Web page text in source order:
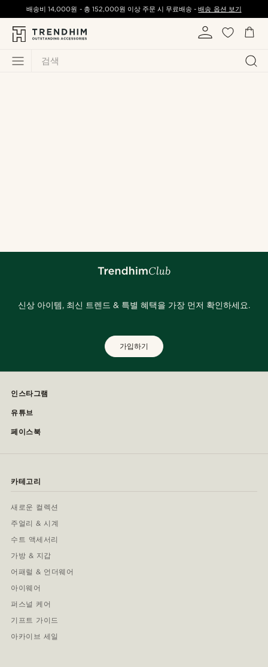
검색
배송비14,000원 - 총 152,000원 이상 주문 시 무료배송 -배송 옵션 보기
신상 아이템, 최신 트렌드 & 특별 혜택을 가장 먼저 확인하세요.
가입하기
인스타그램
유튜브
페이스북
카테고리
새로운 컬렉션
주얼리 & 시계
수트 액세서리
가방 & 지갑
어패럴 & 언더웨어
아이웨어
퍼스널 케어
기프트 가이드
아카이브 세일